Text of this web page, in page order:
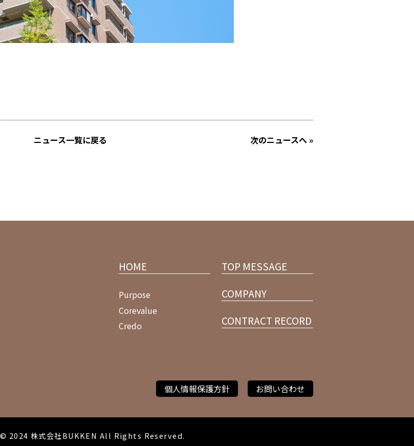
ニュース一覧に戻る 次のニュースへ »
HOME
Purpose
Corevalue
Credo
TOP MESSAGE
COMPANY
CONTRACT RECORD
個人情報保護方針 お問い合わせ
2024 株式会社BUKKEN All Rights Reserved.